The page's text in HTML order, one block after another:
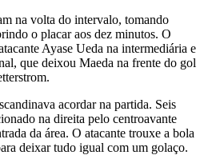
na volta do intervalo, tomando
o placar aos dez minutos. O
Ayase Ueda na intermediária e
que deixou Maeda na frente do gol
acordar na partida. Seis
na direita pelo centroavante
da área. O atacante trouxe a bola
deixar tudo igual com um golaço.